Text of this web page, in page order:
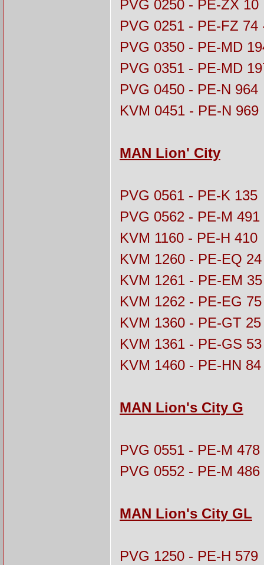
PVG 0250 - PE-ZX 10
PVG 0251 - PE-FZ 74
PVG 0350 - PE-MD
PVG 0351 - PE-MD
PVG 0450 - PE-N 964
KVM 0451 - PE-N 969
MAN Lion' City
PVG 0561 - PE-K 135
PVG 0562 - PE-M 491
KVM 1160 - PE-H 410
KVM 1260 - PE-EQ 24
KVM 1261 - PE-EM 35
KVM 1262 - PE-EG 75
KVM 1360 - PE-GT 25
KVM 1361 - PE-GS 53
KVM 1460 - PE-HN 84
MAN Lion's City G
PVG 0551 - PE-M 478
PVG 0552 - PE-M 486
MAN Lion's City GL
PVG 1250 - PE-H 579